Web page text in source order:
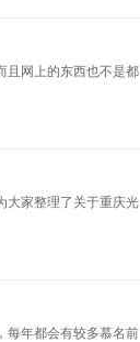
且网上的东西也不是都
大家整理了关于重庆光
每年都会有较多慕名前